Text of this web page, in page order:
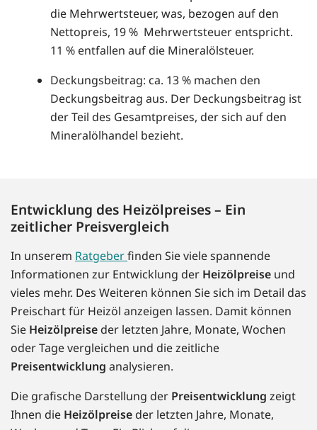
die Mehrwertsteuer, was, bezogen auf den
Nettopreis, 19 % Mehrwertsteuer entspricht.
11 % entfallen auf die Mineralölsteuer.
Deckungsbeitrag: ca. 13 % machen den
Deckungsbeitrag aus. Der Deckungsbeitrag ist
der Teil des Gesamtpreises, der sich auf den
Mineralölhandel bezieht.
Entwicklung des Heizölpreises – Ein
zeitlicher Preisvergleich
In unserem Ratgeberfinden Sie viele spannende
Informationen zur Entwicklung der Heizölpreise und
vieles mehr. Des Weiteren können Sie sich im Detail das
Preischart für Heizöl anzeigen lassen. Damit können
Sie Heizölpreise der letzten Jahre, Monate, Wochen
oder Tage vergleichen und die zeitliche
Preisentwicklung analysieren.
Die grafische Darstellung der Preisentwicklung zeigt
Ihnen die Heizölpreise der letzten Jahre, Monate,